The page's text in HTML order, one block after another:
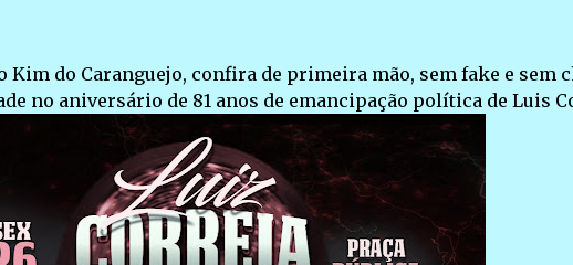
Kim do Caranguejo, confira de primeira mão, sem fake e sem
no aniversário de 81 anos de emancipação política de Luis